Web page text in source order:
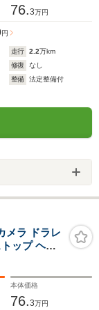
76.3万円
円
走行 2.2万km
修復
なし
整備
法定整備付
メラ ドラレ
ップ ヘッ
マット リモ
本体価格
76.3万円